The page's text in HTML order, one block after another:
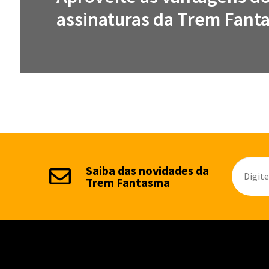
assinaturas da Trem
Saiba das novidades da
Trem Fantasma